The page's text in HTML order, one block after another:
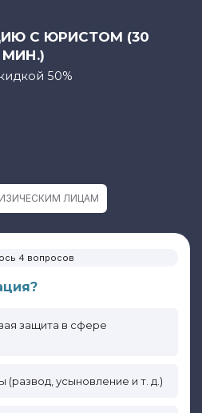
ЛИЦАМ
4 вопросов
защита в сфере
усыновление и т. д.)
С ЮРИСТОМ (30
МИН.)
50%